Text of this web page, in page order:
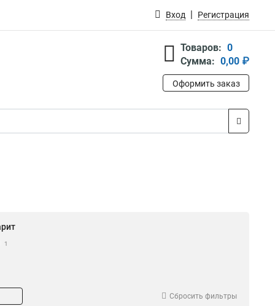
Вход Регистрация
Товаров: 0
Сумма: 0,00 ₽
Оформить заказ
1
Сбросить фильтры